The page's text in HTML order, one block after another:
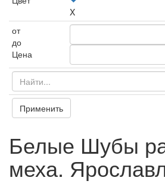
X
от
до
Цена
Применить
Белые Шубы
меха.